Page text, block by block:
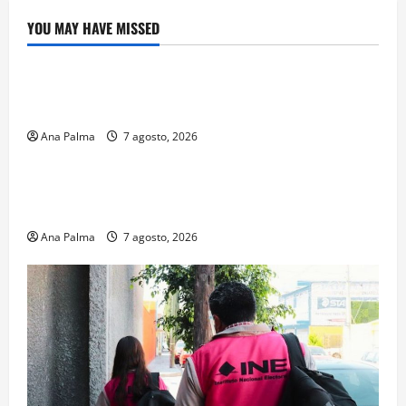
YOU MAY HAVE MISSED
Crítica de Cine
Ana Palma 7 agosto, 2026
Educación
Ana Palma 7 agosto, 2026